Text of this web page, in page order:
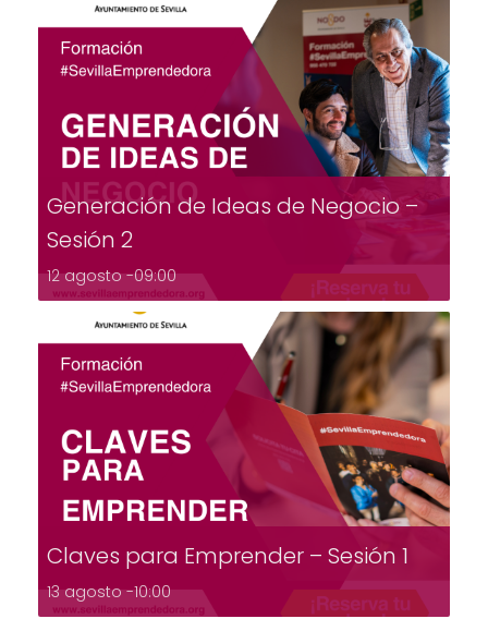
Generación de Ideas de Negocio –
Sesión 2
12 agosto -09:00
Claves para Emprender – Sesión 1
13 agosto -10:00